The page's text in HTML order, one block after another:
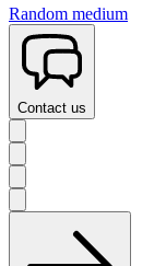
Random medium
Contact us